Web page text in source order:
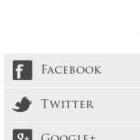
Facebook
Twitter